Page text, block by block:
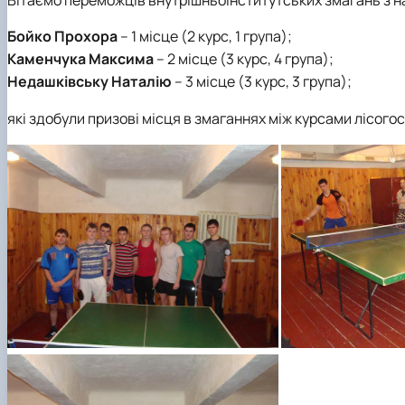
Регіональний Східноєвропейський центр моніторингу
Бойко Прохора– 1 місце (2 курс, 1 група);
Каменчука Максима– 2 місце (3 курс, 4 група);
Недашківську Наталію – 3 місце (3 курс, 3 група);
які здобули призові місця в змаганнях між курсами